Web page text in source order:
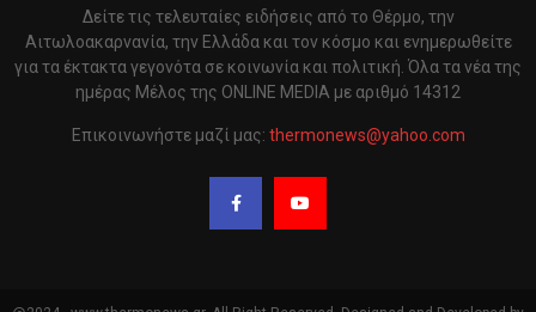
Δείτε τις τελευταίες ειδήσεις από το Θέρμο, την
Αιτωλοακαρνανία, την Ελλάδα και τον κόσμο και ενημερωθείτε
για τα έκτακτα γεγονότα σε κοινωνία και πολιτική. Όλα τα νέα της
ημέρας Μέλος της ONLINE MEDIA με αριθμό 14312
Επικοινωνήστε μαζί μας: thermonews@yahoo.com